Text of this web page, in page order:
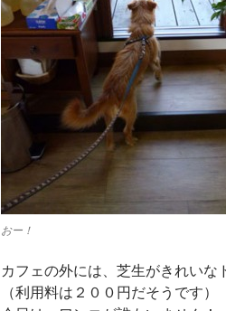
おー！
カフェの外には、芝生がきれいな
（利用料は２００円だそうです）